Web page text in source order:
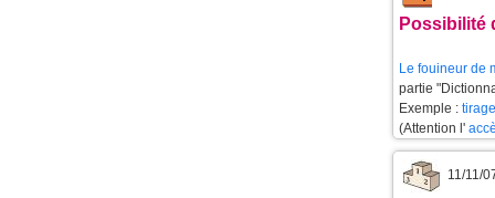
Possibilité
Le fouineur de
partie
Exemple :
(Attention l'
11/11/